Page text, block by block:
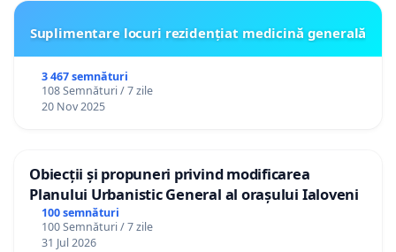
Suplimentare locuri rezidențiat medicină generală
3 467 semnături
108 Semnături / 7 zile
20 Nov 2025
Obiecții și propuneri privind modificarea
Planului Urbanistic General al orașului Ialoveni
100 semnături
100 Semnături / 7 zile
31 Jul 2026